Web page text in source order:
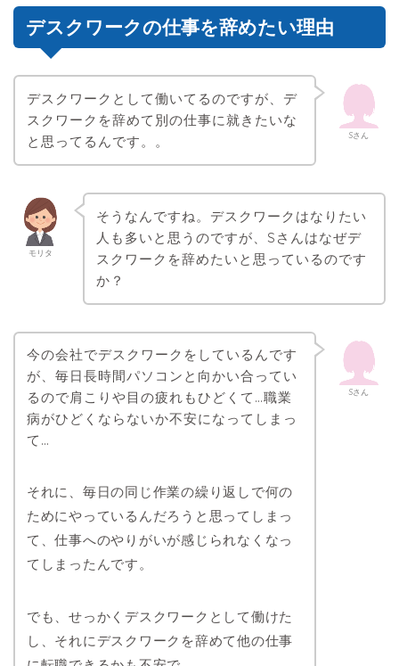
デスクワークの仕事を辞めたい理由
Sさん
デスクワークとして働いてるのですが、デ
スクワークを辞めて別の仕事に就きたいな
と思ってるんです。。
モリタ
そうなんですね。デスクワークはなりたい
人も多いと思うのですが、Sさんはなぜデ
スクワークを辞めたいと思っているのです
か？
Sさん
今の会社でデスクワークをしているんです
が、毎日長時間パソコンと向かい合ってい
るので肩こりや目の疲れもひどくて…職業
病がひどくならないか不安になってしまっ
て…
それに、毎日の同じ作業の繰り返しで何の
ためにやっているんだろうと思ってしまっ
て、仕事へのやりがいが感じられなくなっ
てしまったんです。
でも、せっかくデスクワークとして働けた
し、それにデスクワークを辞めて他の仕事